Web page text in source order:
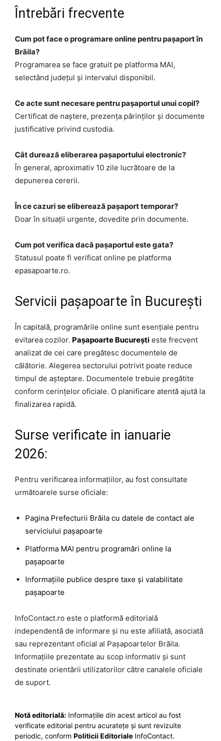
Întrebări frecvente
Cum pot face o programare online pentru pașaport în
Brăila?
Programarea se face gratuit pe platforma MAI,
selectând județul și intervalul disponibil.
Ce acte sunt necesare pentru pașaportul unui copil?
Certificat de naștere, prezența părinților și documente
justificative privind custodia.
Cât durează eliberarea pașaportului electronic?
În general, aproximativ 10 zile lucrătoare de la
depunerea cererii.
În ce cazuri se eliberează pașaport temporar?
Doar în situații urgente, dovedite prin documente.
Cum pot verifica dacă pașaportul este gata?
Statusul poate fi verificat online pe platforma
epasapoarte.ro.
Servicii pașapoarte în București
În capitală, programările online sunt esențiale pentru
evitarea cozilor. Pașapoarte București este frecvent
analizat de cei care pregătesc documentele de
călătorie. Alegerea sectorului potrivit poate reduce
timpul de așteptare. Documentele trebuie pregătite
conform cerințelor oficiale. O planificare atentă ajută la
finalizarea rapidă.
Surse verificate in ianuarie
2026:
Pentru verificarea informațiilor, au fost consultate
următoarele surse oficiale:
Pagina Prefecturii Brăila cu datele de contact ale
serviciului pașapoarte
Platforma MAI pentru programări online la
pașapoarte
Informațiile publice despre taxe și valabilitate
pașapoarte
InfoContact.ro este o platformă editorială
independentă de informare și nu este afiliată, asociată
sau reprezentant oficial al Pașapoartelor Brăila.
Informațiile prezentate au scop informativ și sunt
destinate orientării utilizatorilor către canalele oficiale
de suport.
Notă editorială: Informațiile din acest articol au fost
verificate editorial pentru acuratețe și sunt revizuite
periodic, conform Politicii Editoriale InfoContact.